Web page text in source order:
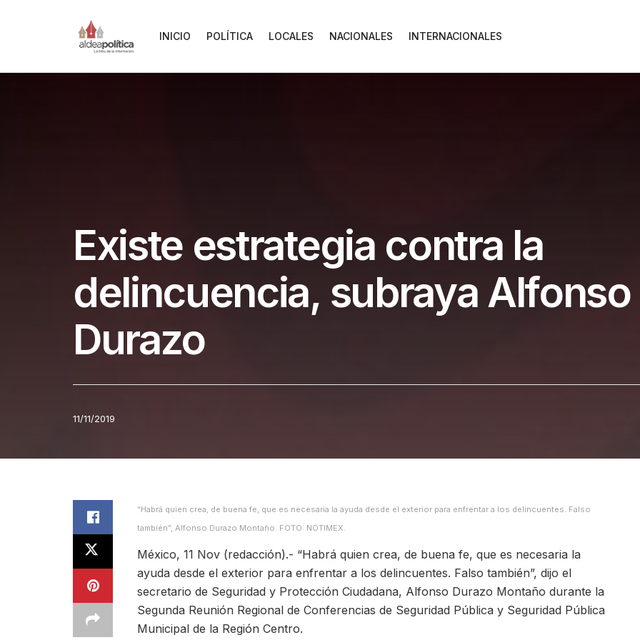
INICIO POLÍTICA LOCALES NACIONALES INTERNACIONALES
Existe estrategia contra la
delincuencia, subraya Alfonso
Durazo
11/11/2019
“Habrá quien crea, de buena fe, que es necesaria la ayuda desde el exterior para enfrentar a los delincuentes. Falso
también”, Alfonso Durazo Montaño. FOTO: NOTIMEX.
México, 11 Nov (redacción).- “Habrá quien crea, de buena fe, que es necesaria la
ayuda desde el exterior para enfrentar a los delincuentes. Falso también”, dijo el
secretario de Seguridad y Protección Ciudadana, Alfonso Durazo Montaño durante la
Segunda Reunión Regional de Conferencias de Seguridad Pública y Seguridad Pública
Municipal de la Región Centro.